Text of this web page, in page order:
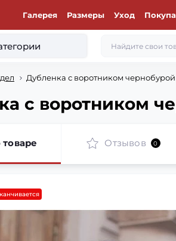
Галерея Размеры Уход
Дубленка с воротником чернобурой
с воротником
товаре Отзывов 0